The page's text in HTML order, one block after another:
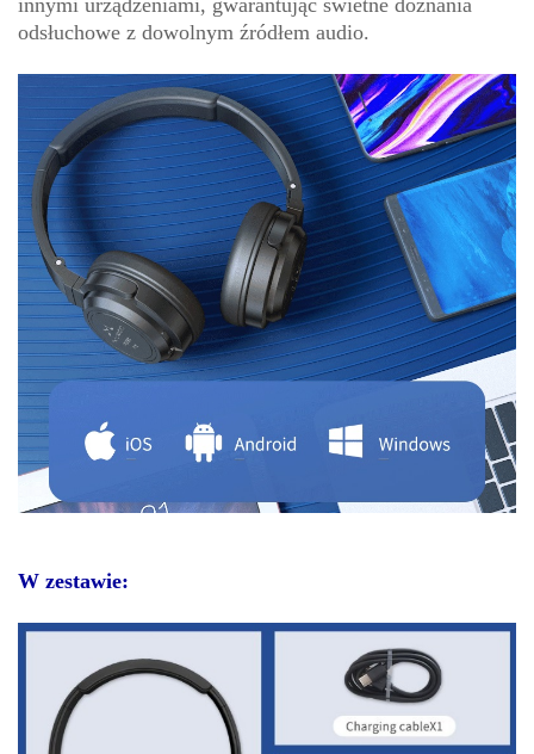
innymi urządzeniami, gwarantując świetne doznania
odsłuchowe z dowolnym źródłem audio.
W zestawie: